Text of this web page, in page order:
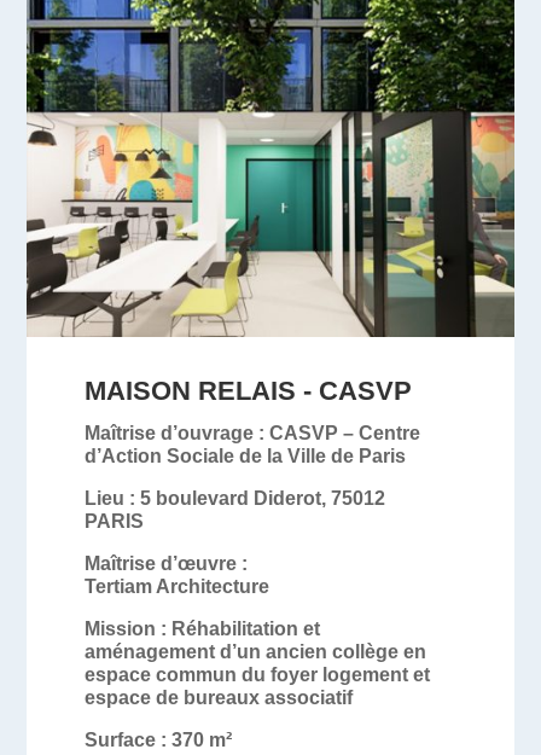
MAISON RELAIS - CASVP
Maîtrise d’ouvrage : CASVP – Centre
d’Action Sociale de la Ville de Paris
Lieu : 5 boulevard Diderot, 75012
PARIS
Maîtrise d’œuvre :
Tertiam Architecture
Mission : Réhabilitation et
aménagement d’un ancien collège en
espace commun du foyer logement et
espace de bureaux associatif
Surface : 370 m²